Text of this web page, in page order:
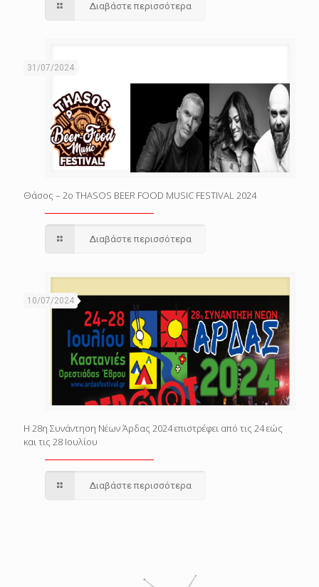
Διαβάστε περισσότερα
31/07/2024
Θάσος – 2o THASOS BEER FOOD MUSIC FESTIVAL 2024
Διαβάστε περισσότερα
10/07/2024
Η 28η Συνάντηση Νέων Άρδας 2024 επιστρέφει από τις 24 εώς
και τις 28 Ιουλίου
Διαβάστε περισσότερα